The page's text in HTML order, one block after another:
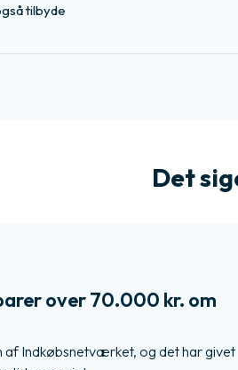
tilbyde
Det
over 70.000 kr. om
af Indkøbsnetværket, og det har givet